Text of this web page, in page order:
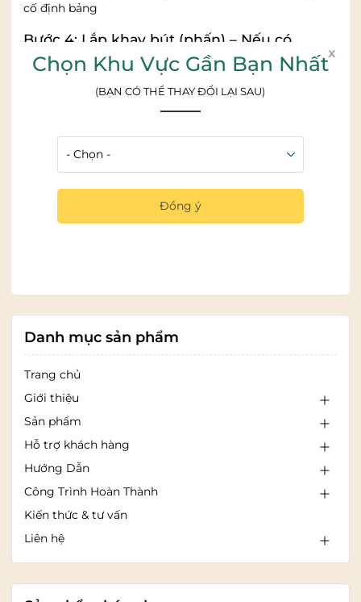
cố định bảng
Bước 4: Lắp khay bút (phấn) – Nếu có
Với các bảng có khay bút (phấn) riêng lắp thêm bằng
Bước 5: Kiểm tra lại bảng đã lắp, lột lớp ni-
Kiểm tra lại vị trí lắp đặt xem có cân xứng chưa và lột
lớp nilon cuối cùng bảo vệ bề mặt bảng và lau sạch bề
mặt trước khi sử dụng.
Lưu ý: Chỉ sử dụng bút dạ nước với bảng từ trắng.
Danh mục sản phẩm
Trang chủ
Giới thiệu
Sản phẩm
Hỗ trợ khách hàng
Hướng Dẫn
Công Trình Hoàn Thành
Kiến thức & tư vấn
Liên hệ
x
Chọn Khu Vực Gần Bạn Nhất
(BẠN CÓ THỂ THAY ĐỔI LẠI SAU)
Đồng ý